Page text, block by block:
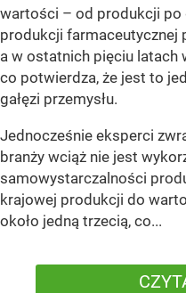
wartości – od produkcji po
produkcji farmaceutycznej
a w ostatnich pięciu latach
co potwierdza, że jest to
gałęzi przemysłu.
Jednocześnie eksperci
branży wciąż nie jest
samowystarczalności
krajowej produkcji do
około jedną trzecią, co...